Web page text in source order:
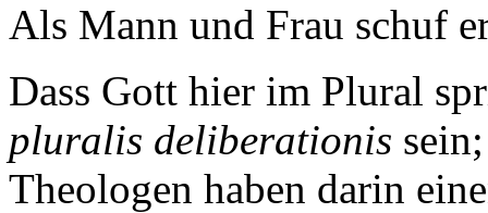
Als Mann und Frau schuf
Dass Gott hier im Plural
pluralis deliberationis
Theologen haben darin